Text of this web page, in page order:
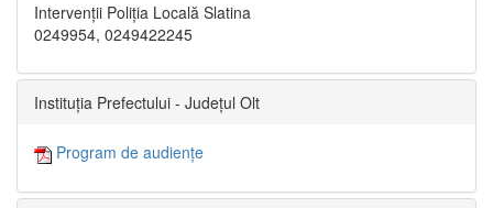
Intervenții Poliția Locală Slatina
0249954, 0249422245
Instituția Prefectului - Județul Olt
Program de audiențe